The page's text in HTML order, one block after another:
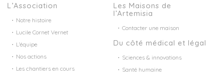
L’Association
Notre histoire
Lucile Cornet Vernet
L’équipe
Nos actions
Les chantiers en cours
Les Maisons de
l’Artemisia
Contacter une maison
Du côté médical et légal
Sciences & innovations
Santé humaine